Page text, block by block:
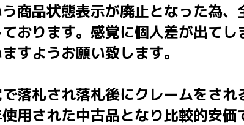
商品状態表示が廃止となった為
おります。感覚に個人差が出て
すようお願い致します。
落札され落札後にクレームをさ
用された中古品となり比較的安